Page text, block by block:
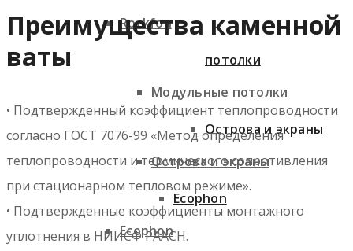
Rockfon
Модульные потолки
Острова и экраны
Ecophon
потолки
Острова и экраны
Ecophon
Преимущества каменной
ваты
• Подтвержденный коэффициент теплопроводности
согласно ГОСТ 7076-99 «Метод определения
теплопроводности и термического сопротивления
при стационарном тепловом режиме».
• Подтвержденные коэффициенты монтажного
уплотнения в НИИСФ РААСН.